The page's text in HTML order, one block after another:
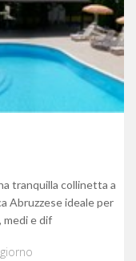
tranquilla collinetta a
Abruzzese ideale per
medi e dif